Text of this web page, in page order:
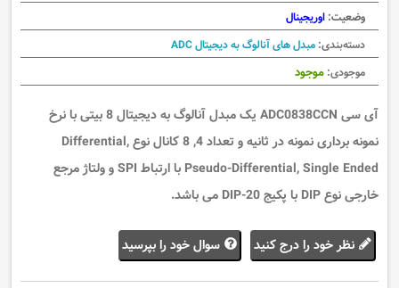
وضعیت: اوریجینال
دسته‌بندی: مبدل های آنالوگ به دیجیتال ADC
موجودی: موجود
آی سی ADC0838CCN یک مبدل آنالوگ به دیجیتال 8 بیتی با نرخ
نمونه برداری نمونه در ثانیه و تعداد 4, 8 کانال نوع Differential,
Pseudo-Differential, Single Ended با ارتباط SPI و ولتاژ مرجع
خارجی نوع DIP با پکیج 20-DIP می باشد.
نظر خود را درج کنید سوال خود را بپرسید